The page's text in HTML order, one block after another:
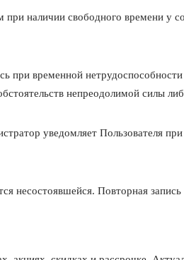
наличии свободного времени у
при временной
непреодолимой силы
уведомляет Пользователя
несостоявшейся. Повторная